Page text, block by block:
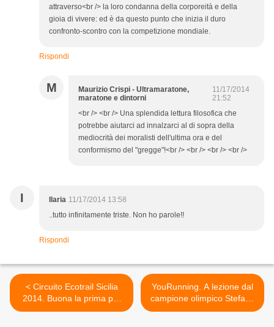
attraverso<br /> la loro condanna della corporeità e della
gioia di vivere: ed è da questo punto che inizia il duro
confronto-scontro con la competizione mondiale.
Rispondi
M
Maurizio Crispi - Ultramaratone,
maratone e dintorni
11/17/2014
21:52
<br /> <br /> Una splendida lettura filosofica che
potrebbe aiutarci ad innalzarci al di sopra della
mediocrità dei moralisti dell'ultima ora e del
conformismo del "gregge"!<br /> <br /> <br /> <br />
I Ilaria 11/17/2014 13:58
..tutto infinitamente triste. Non ho parole!!
Rispondi
< Circuito Ecotrail Sicilia
2014. Buona la prima per
l’Ecotrail di Serra la Nave, ai
YouRunning. A lezione dal
campione olimpico Stefano
Baldini >